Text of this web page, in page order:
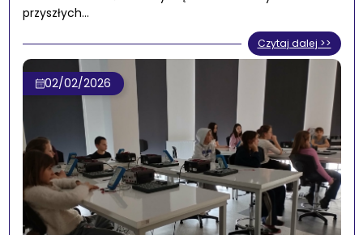
przyszłych…
Czytaj dalej >>
02/02/2026